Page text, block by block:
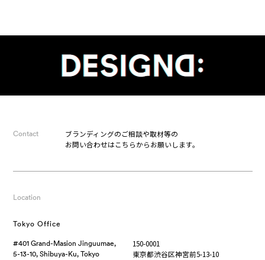
Contact
ブランディングのご相談や取材等の
お問い合わせはこちらからお願いします。
Location
Tokyo Office
#401 Grand-Masion Jinguumae,
5-13-10, Shibuya-Ku, Tokyo
150-0001
東京都渋谷区神宮前5-13-10